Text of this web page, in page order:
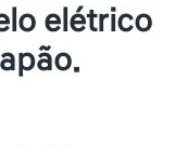
elétrico